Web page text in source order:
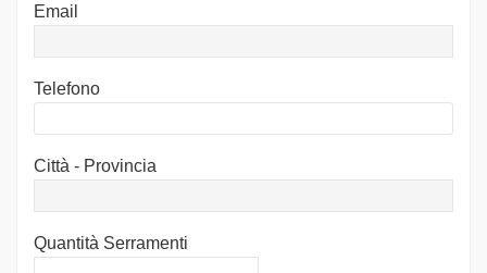
Email
Telefono
Città - Provincia
Quantità Serramenti